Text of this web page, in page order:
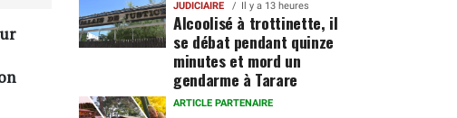
JUDICIAIRE Il y a 13 heures
Alcoolisé à trottinette, il
se débat pendant quinze
minutes et mord un
gendarme à Tarare
ARTICLE PARTENAIRE